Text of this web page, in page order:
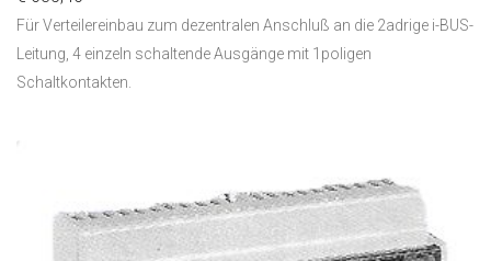
Für Verteilereinbau zum dezentralen Anschluß an die 2adrige i-BUS-
Leitung, 4 einzeln schaltende Ausgänge mit 1poligen
Schaltkontakten.